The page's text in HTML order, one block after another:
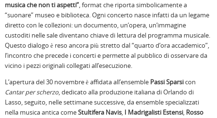
musica che non ti aspetti”, format che riporta simbolicamente a
“suonare” museo e biblioteca. Ogni concerto nasce infatti da un legame
diretto con le collezioni: un documento, un’opera, un’immagine
custoditi nelle sale diventano chiave di lettura del programma musicale.
Questo dialogo è reso ancora più stretto dal “quarto d’ora accademico”,
l’incontro che precede i concerti e permette al pubblico di osservare da
vicino i pezzi originali collegati all’esecuzione.
L’apertura del 30 novembre è affidata all’ensemble Passi Sparsicon
Cantar per scherzo, dedicato alla produzione italiana di Orlando di
Lasso, seguito, nelle settimane successive, da ensemble specializzati
nella musica antica comeStultifera Navis, I Madrigalisti Estensi, Rosso